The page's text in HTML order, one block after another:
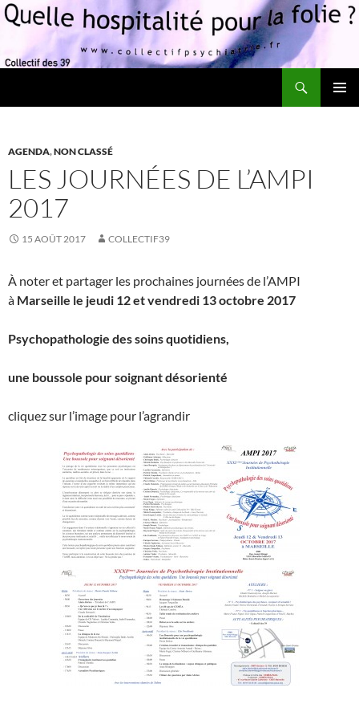
AGENDA,NON CLASSÉ
LES JOURNÉES DE L’AMPI
2017
15 AOÛT 2017 COLLECTIF39
À noter et partager les prochaines journées de l’AMPI
à Marseille le jeudi 12 et vendredi 13 octobre 2017
Psychopathologie des soins quotidiens,
une boussole pour soignant désorienté
cliquez sur l’image pour l’agrandir